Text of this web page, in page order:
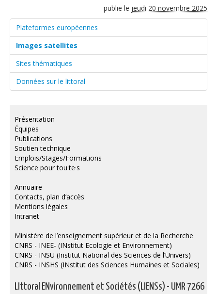
publie le jeudi 20 novembre 2025
Plateformes européennes
Images satellites
Sites thématiques
Données sur le littoral
Présentation
Équipes
Publications
Soutien technique
Emplois/Stages/Formations
Science pour tou·te·s
Annuaire
Contacts, plan d’accès
Mentions légales
Intranet
Ministère de l’enseignement supérieur et de la Recherche
CNRS - INEE- (INstitut Ecologie et Environnement)
CNRS - INSU (Institut National des Sciences de l’Univers)
CNRS - INSHS (INstitut des Sciences Humaines et Sociales)
LIttoral ENvironnement et Sociétés (LIENSs) - UMR 7266